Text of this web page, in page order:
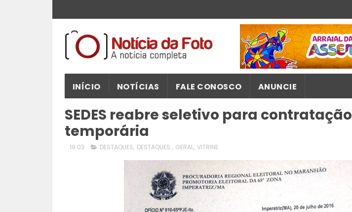
INÍCIO NOTÍCIAS FALE CONOSCO ANUNCIE
SEDES reabre seletivo para contratação
temporária
19:03 DESTAQUES, DESTAQUES., GERAL, VITRINE